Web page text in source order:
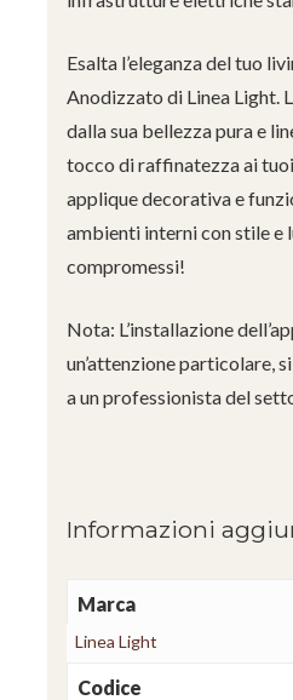
Esalta l’eleganza del tuo
Anodizzato di Linea Light.
dalla sua bellezza pura e
tocco di raffinatezza ai
applique decorativa e
ambienti interni con stile e
compromessi!
Nota: L’installazione
un’attenzione particolare,
a un professionista del
Informazioni
Marca
Linea Light
Codice